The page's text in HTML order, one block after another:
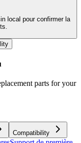
local pour confirmer la
parts for your
Compatibility